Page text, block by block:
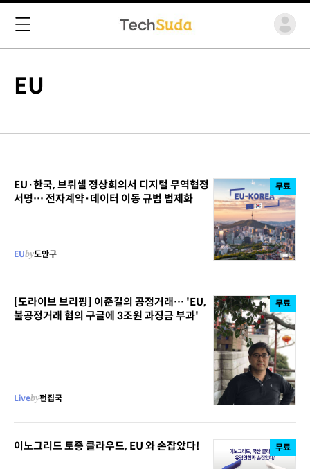
EU
EU·한국, 브뤼셀 정상회의서 디지털 무역협정
서명… 전자계약·데이터 이동 규범 법제화
EUby도안구
무료
[도라이브 브리핑] 이준길의 공정거래… 'EU,
불공정거래 혐의 구글에 3조원 과징금 부과'
Liveby펀집국
무료
이노그리드 토종 클라우드, EU 와 손잡았다! 무료